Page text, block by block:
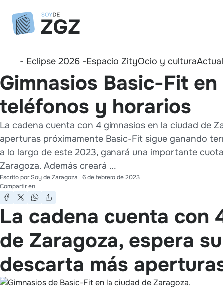
- Eclipse 2026 -Espacio ZityOcio y cultura
Gimnasios Basic-Fit
teléfonos y horarios
La cadena cuenta con 4 gimnasios en la ciudad de
aperturas próximamente Basic-Fit sigue ganando
a lo largo de este 2023, ganará una importante
Zaragoza. Además creará ...
Escrito porSoy de Zaragoza · 6 de febrero de 2023
Compartir en
La cadena cuenta con
de Zaragoza, espera
descarta más